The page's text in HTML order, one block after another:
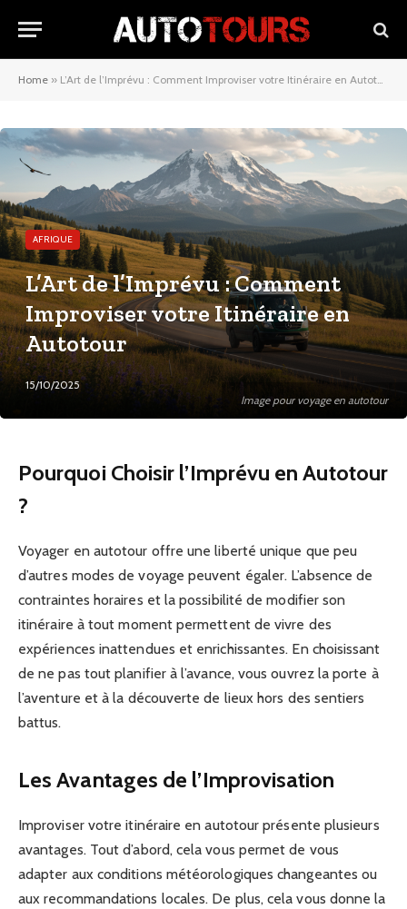
Home » L’Art de l’Imprévu : Comment Improviser votre Itinéraire en Autotour
Image pour voyage en autotour
AFRIQUE
L’Art de l’Imprévu : Comment
Improviser votre Itinéraire en
Autotour
15/10/2025
Pourquoi Choisir l’Imprévu en Autotour
?
Voyager en autotour offre une liberté unique que peu
d’autres modes de voyage peuvent égaler. L’absence de
contraintes horaires et la possibilité de modifier son
itinéraire à tout moment permettent de vivre des
expériences inattendues et enrichissantes. En choisissant
de ne pas tout planifier à l’avance, vous ouvrez la porte à
l’aventure et à la découverte de lieux hors des sentiers
battus.
Les Avantages de l’Improvisation
Improviser votre itinéraire en autotour présente plusieurs
avantages. Tout d’abord, cela vous permet de vous
adapter aux conditions météorologiques changeantes ou
aux recommandations locales. De plus, cela vous donne la